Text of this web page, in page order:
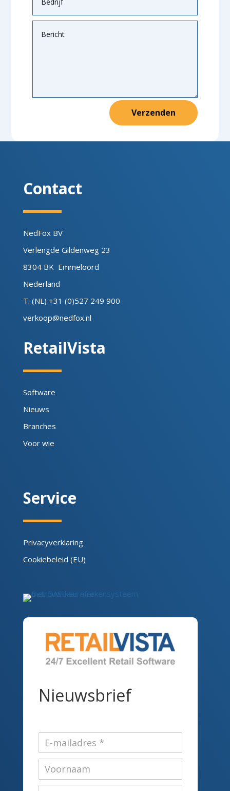
Verzenden
Contact
NedFox BV
Verlengde Gildenweg 23
8304 BK Emmeloord
Nederland
T: (NL) +31 (0)527 249 900
verkoop@nedfox.nl
RetailVista
Software
Nieuws
Branches
Voor wie
Service
Privacyverklaring
Cookiebeleid (EU)
Nieuwsbrief